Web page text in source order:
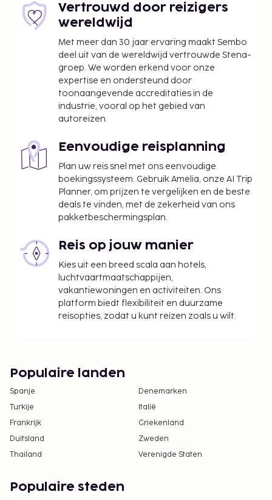
Deze lijst is mogelijk niet volledig. Toeslagen en
Wegens de nationale wetgeving mogen
contante betalingen bij deze accommodatie
het bedrag van EUR 1000 niet overschrijden.
Neem voor meer informatie contact op met de
boekingsbevestiging.
Gasten jonger dan 22 jaar oud worden bij deze
accommodatie voor volwassenen niet
toegelaten.
Alleen geregistreerde hotelgasten worden in de
kamers toegelaten.
accommodatie te reizen.
Deze accommodatie heet gasten van elke
seksuele geaardheid en genderidentiteit
welkom (LGBTI+-vriendelijk).
Vertrouwd door reizigers
wereldwijd
Met meer dan 30 jaar ervaring maakt Sembo
deel uit van de wereldwijd vertrouwde Stena-
groep. We worden erkend voor onze
expertise en ondersteund door
toonaangevende accreditaties in de
industrie, vooral op het gebied van
autoreizen.
Eenvoudige reisplanning
Plan uw reis snel met ons eenvoudige
boekingssysteem. Gebruik Amelia, onze AI Trip
Planner, om prijzen te vergelijken en de beste
deals te vinden, met de zekerheid van ons
pakketbeschermingsplan.
Reis op jouw manier
Kies uit een breed scala aan hotels,
luchtvaartmaatschappijen,
vakantiewoningen en activiteiten. Ons
platform biedt flexibiliteit en duurzame
reisopties, zodat u kunt reizen zoals u wilt.
Populaire landen
Spanje
Denemarken
Turkije
Italië
Frankrijk
Griekenland
Duitsland
Zweden
Thailand
Verenigde Staten
Populaire steden